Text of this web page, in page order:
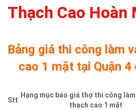
Thạch Cao Hoàn
Bảng giá thi công làm
cao 1 mặt tại Quận 4
Stt
Hạng mục báo giá thợ thi công
thạch cao 1 mặt